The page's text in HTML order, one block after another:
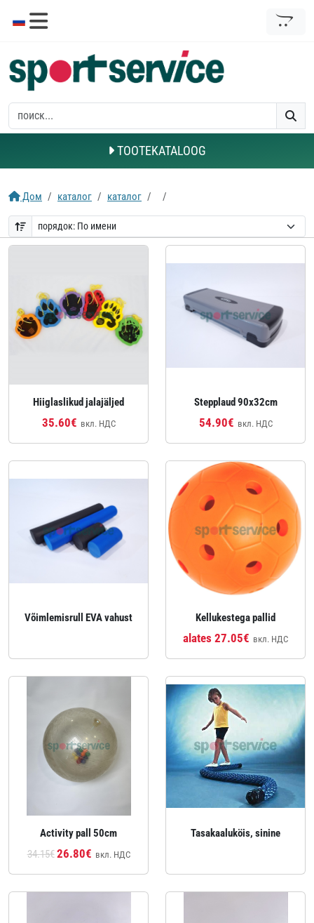
TOOTEKATALOOG
Дом каталог каталог
Hiiglaslikud jalajäljed
35.60€ вкл. НДС
Stepplaud 90x32cm
54.90€ вкл. НДС
Võimlemisrull EVA vahust Kellukestega pallid
alates 27.05€ вкл. НДС
Activity pall 50cm
34.15€26.80€ вкл. НДС
Tasakaaluköis, sinine